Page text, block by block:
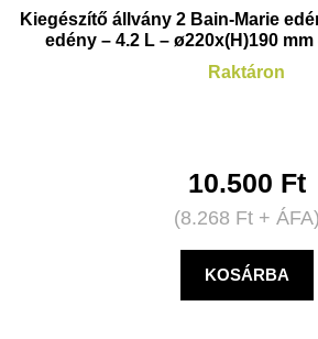
Kiegészítő állvány 2 Bain-Marie
edény – 4.2 L – ø220x(H)190 mm
Raktáron
10.500 Ft
(8.268 Ft+ ÁFA)
KOSÁRBA